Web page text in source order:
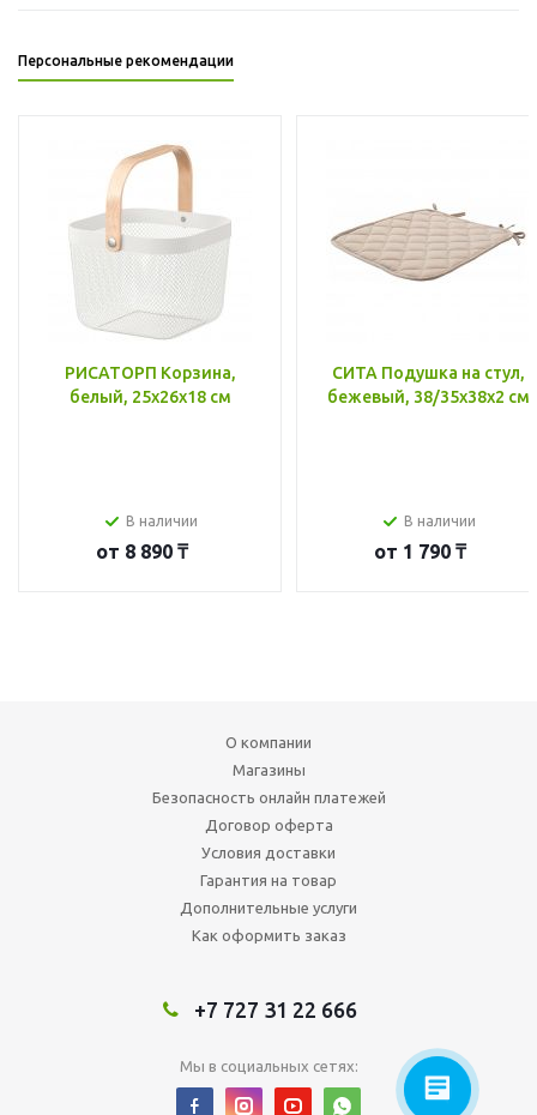
Персональные рекомендации
РИСАТОРП Корзина,
белый, 25x26x18 см
В наличии
от 8 890 ₸
СИТА Подушка на стул,
бежевый, 38/35x38x2 см
В наличии
от 1 790 ₸
О компании
Магазины
Безопасность онлайн платежей
Договор оферта
Условия доставки
Гарантия на товар
Дополнительные услуги
Как оформить заказ
+7 727 31 22 666
Мы в социальных сетях: